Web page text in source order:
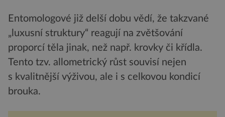
Entomologové již delší dobu vědí, že takzvané
„luxusní struktury“ reagují na zvětšování
proporcí těla jinak, než např. krovky či křídla.
Tento tzv. allometrický růst souvisí nejen
s kvalitnější výživou, ale i s celkovou kondicí
brouka.